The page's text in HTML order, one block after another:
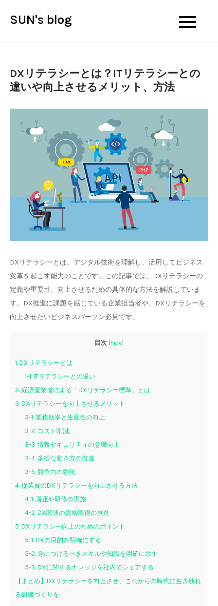
SUN's blog
DXリテラシーとは？ITリテラシーとの
違いや向上させるメリット、方法
DXリテラシーとは、デジタル技術を理解し、活用してビジネス
変革を起こす能力のことです。この記事では、DXリテラシーの
定義や重要性、向上させるための具体的な方法を解説していま
す。DX推進に課題を感じている企業担当者や、DXリテラシーを
向上させたいビジネスパーソン必見です。
目次 [hide]
1. DXリテラシーとは
1-1. ITリテラシーとの違い
2. 経済産業省による「DXリテラシー標準」とは
3. DXリテラシーを向上させるメリット
3-1. 業務効率と生産性の向上
3-2. コスト削減
3-3. 情報セキュリティの意識向上
3-4. 多様な働き方の推進
3-5. 競争力の強化
4. 従業員のDXリテラシーを向上させる方法
4-1. 講座や研修の実施
4-2. DX関連の資格取得の推進
5. DXリテラシー向上のためのポイント
5-1. DXの目的を明確にする
5-2. 身につけるべきスキルや知識を明確に示す
5-3. DXに関するナレッジを社内でシェアする
【まとめ】DXリテラシーを向上させ、これからの時代に生き残れ
る組織づくりを